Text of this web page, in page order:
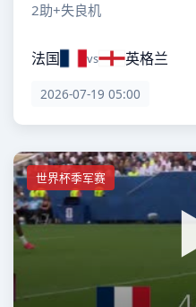
2助+失良机
法国 vs 英格兰
2026-07-19 05:00
世界杯季军赛